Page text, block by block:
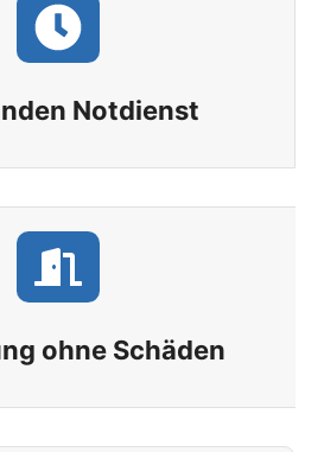
Notdienst
ohne Schäden